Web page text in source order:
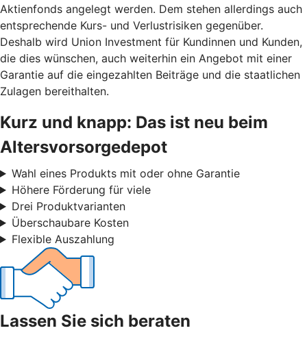
Aktienfonds angelegt werden. Dem stehen allerdings auch
entsprechende Kurs- und Verlustrisiken gegenüber.
Deshalb wird Union Investment für Kundinnen und Kunden,
die dies wünschen, auch weiterhin ein Angebot mit einer
Garantie auf die eingezahlten Beiträge und die staatlichen
Zulagen bereithalten.
Kurz und knapp: Das ist neu beim
Altersvorsorgedepot
Wahl eines Produkts mit oder ohne Garantie
Höhere Förderung für viele
Drei Produktvarianten
Überschaubare Kosten
Flexible Auszahlung
Lassen Sie sich beraten